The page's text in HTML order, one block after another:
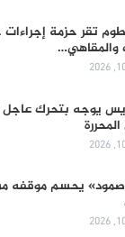
تقر حزمة
والمقاهي…
يوجه بتحرك عاجل
يحسم موقفه من